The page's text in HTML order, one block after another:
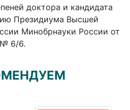
доктора и кандидата
Президиума Высшей
Минобрнауки России от
№ 6/6.